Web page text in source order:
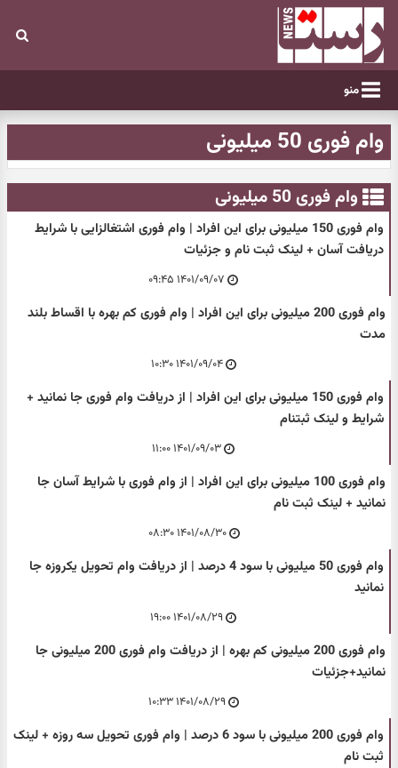
منو
وام فوری 50 میلیونی
وام فوری 50 میلیونی
وام فوری 150 میلیونی برای این افراد | وام فوری اشتغالزایی با شرایط
دریافت آسان + لینک ثبت نام و جزئیات
۱۴۰۱/۰۹/۰۷ ۰۹:۴۵
وام فوری 200 میلیونی برای این افراد | وام فوری کم بهره با اقساط بلند
مدت
۱۴۰۱/۰۹/۰۴ ۱۰:۳۰
وام فوری 150 میلیونی برای این افراد | از دریافت وام فوری جا نمانید +
شرایط و لینک ثبتنام
۱۴۰۱/۰۹/۰۳ ۱۱:۰۰
وام فوری 100 میلیونی برای این افراد | از وام فوری با شرایط آسان جا
نمانید + لینک ثبت نام
۱۴۰۱/۰۸/۳۰ ۰۸:۳۰
وام فوری 50 میلیونی با سود 4 درصد | از دریافت وام تحویل یکروزه جا
نمانید
۱۴۰۱/۰۸/۲۹ ۱۹:۰۰
وام فوری 200 میلیونی کم بهره | از دریافت وام فوری 200 میلیونی جا
نمانید+جزئیات
۱۴۰۱/۰۸/۲۹ ۱۰:۳۳
وام فوری 200 میلیونی با سود 6 درصد | وام فوری تحویل سه روزه + لینک
ثبت نام